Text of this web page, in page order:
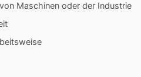
Maschinen oder der Industrie